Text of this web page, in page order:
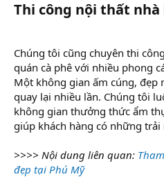
Thi công nội thất nhà
Chúng tôi cũng chuyên thi
quán cà phê với nhiều phong
Một không gian ấm cúng, đẹp
quay lại nhiều lần. Chúng tôi
không gian thưởng thức ẩm
giúp khách hàng có những
>>>> Nội dung liên quan:
đẹp tại Phú Mỹ